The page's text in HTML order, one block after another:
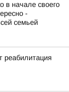
в начале своего
-
семьей
реабилитация